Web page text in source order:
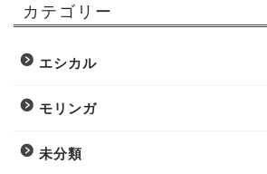
カテゴリー
エシカル
モリンガ
未分類